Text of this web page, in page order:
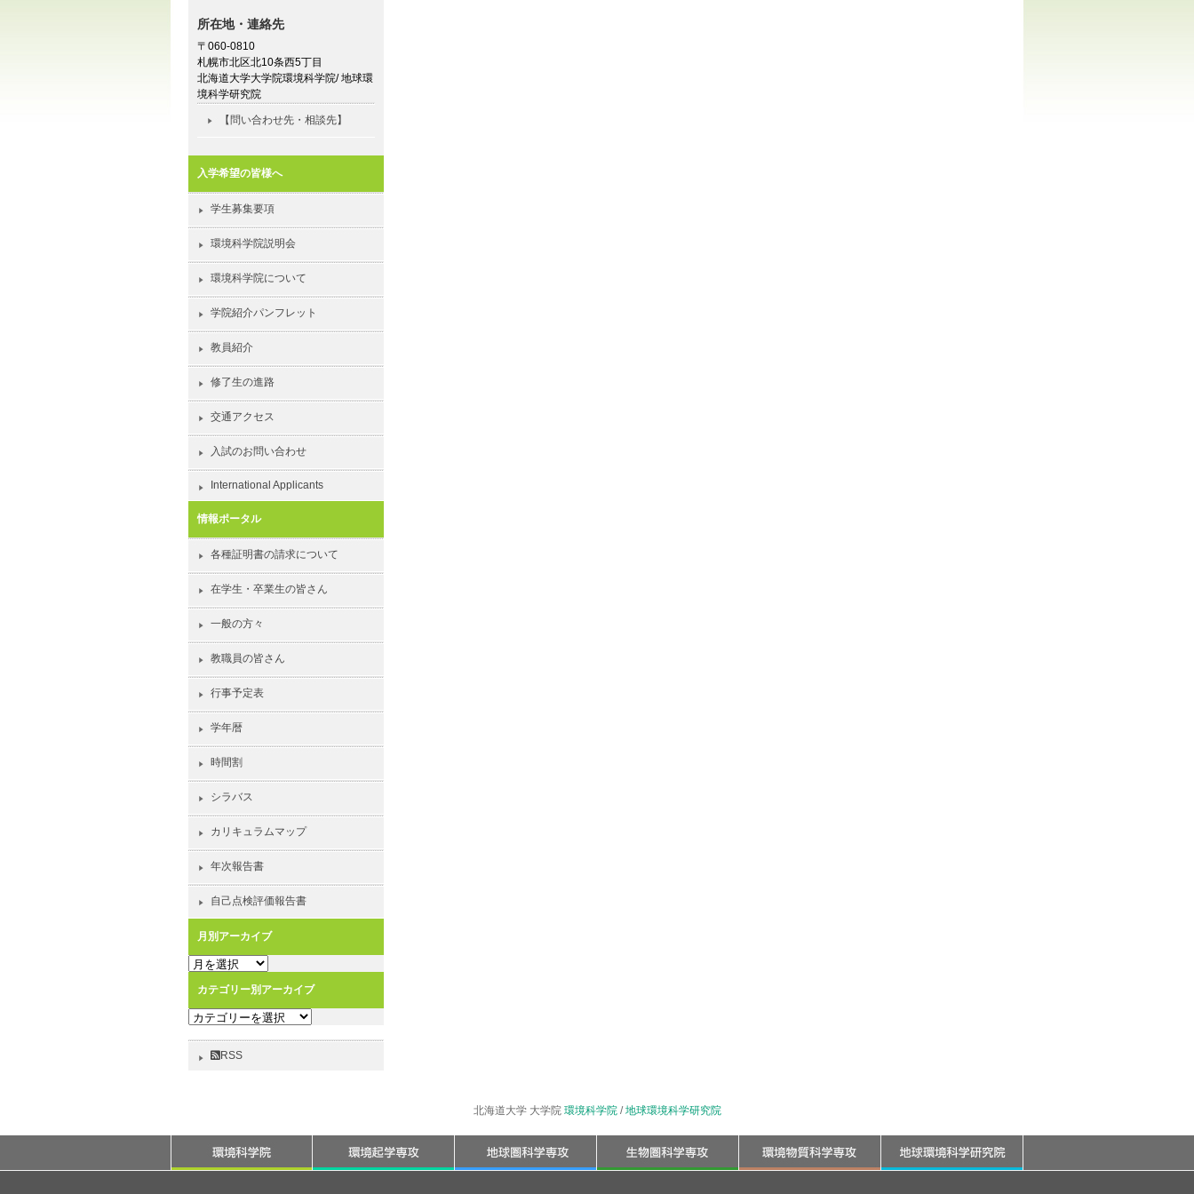
所在地・連絡先
〒060-0810
札幌市北区北10条西5丁目
北海道大学大学院環境科学院/ 地球環
境科学研究院
【問い合わせ先・相談先】
入学希望の皆様へ
学生募集要項
環境科学院説明会
環境科学院について
学院紹介パンフレット
教員紹介
修了生の進路
交通アクセス
入試のお問い合わせ
International Applicants
情報ポータル
各種証明書の請求について
在学生・卒業生の皆さん
一般の方々
教職員の皆さん
行事予定表
学年暦
時間割
シラバス
カリキュラムマップ
年次報告書
自己点検評価報告書
月別アーカイブ
月
ー
カ
イ
カテゴリー別アーカイブ
カ
ゴ
カ
RSS
北海道大学 大学院 環境科学院/地球環境科学研究院